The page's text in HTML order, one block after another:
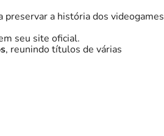
preservar a história dos videogames
seu site oficial.
, reunindo títulos de várias